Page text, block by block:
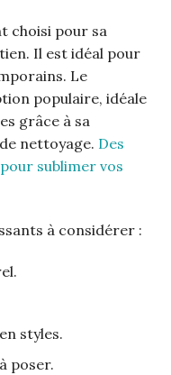
choisi pour sa
Il est idéal pour
Le
populaire, idéale
grâce à sa
nettoyage. Des
sublimer vos
à considérer :
styles.
poser.